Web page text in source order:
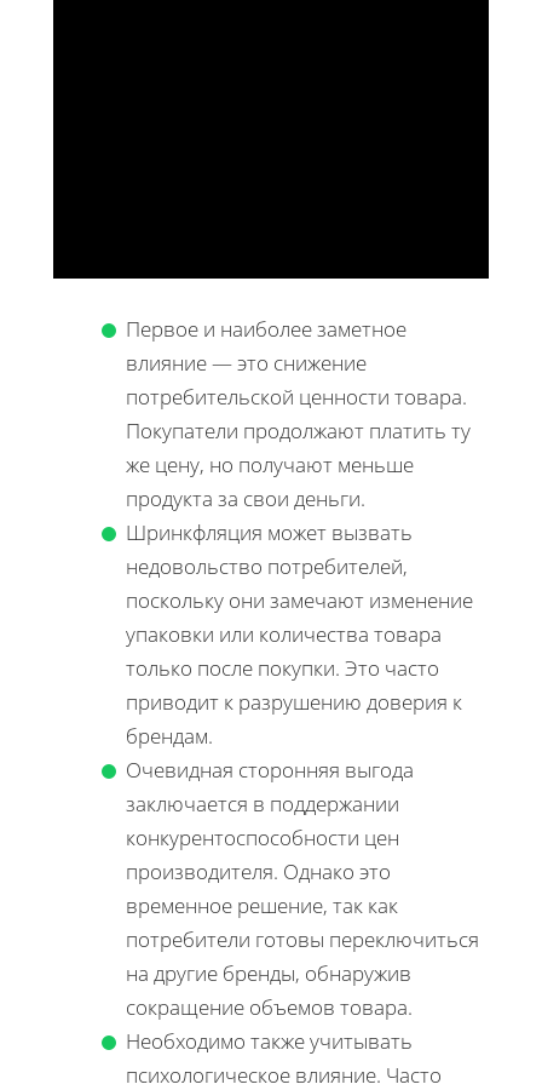
Первое и наиболее заметное
влияние — это снижение
потребительской ценности товара.
Покупатели продолжают платить ту
же цену, но получают меньше
продукта за свои деньги.
Шринкфляция может вызвать
недовольство потребителей,
поскольку они замечают изменение
упаковки или количества товара
только после покупки. Это часто
приводит к разрушению доверия к
брендам.
Очевидная сторонняя выгода
заключается в поддержании
конкурентоспособности цен
производителя. Однако это
временное решение, так как
потребители готовы переключиться
на другие бренды, обнаружив
сокращение объемов товара.
Необходимо также учитывать
психологическое влияние. Часто